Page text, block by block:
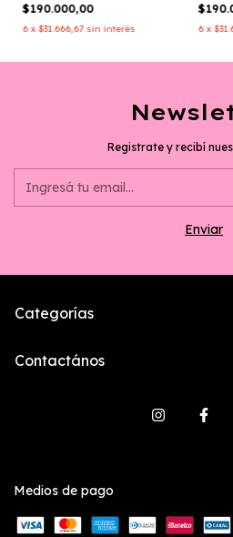
$190.000,00
6 x$31.666,67 sin interés 6 x
Registrate y recibí
Categorías
Contactános
Medios de pago